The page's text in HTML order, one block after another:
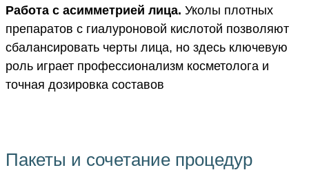
Работа с асимметрией лица. Уколы плотных
препаратов с гиалуроновой кислотой позволяют
сбалансировать черты лица, но здесь ключевую
роль играет профессионализм косметолога и
точная дозировка составов
Пакеты и сочетание процедур